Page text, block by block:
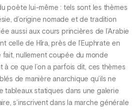
poète lui-même : tels sont les thèmes
d’origine nomade et de tradition
aussi aux cours princières de l’Arabie
celle de Hîra, près de l’Euphrate en
fait, nullement coupée du monde
à ce que l’on a parfois dit, ces thèmes
de manière anarchique qu’ils ne
tableaux statiques dans une galerie
s’inscrivent dans la marche générale